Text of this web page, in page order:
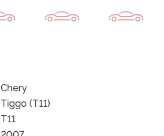
Chery
Tiggo (T11)
T11